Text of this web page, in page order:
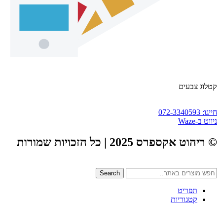
קטלוג צבעים
חייגו: 072-3340593
ניווט ב-Waze
© ריהוט אקספרס 2025 | כל הזכויות שמורות
Search
תפריט
קטגוריות